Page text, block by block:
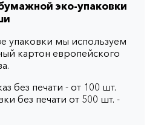
эко-упаковки
упаковки мы используем
картон европейского
без печати - от 100 шт.
без печати от 500 шт. -